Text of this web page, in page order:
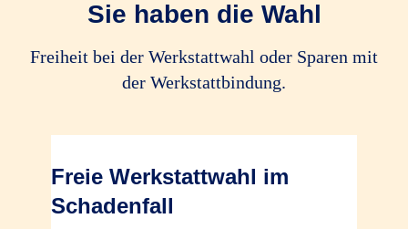
Verzicht auf Selbstbeteiligung bei
Schlinger­schäden
Sie haben die Wahl
Freiheit bei der Werkstattwahl oder Sparen mit
der Werkstattbindung.
Freie Werkstattwahl im
Schadenfall